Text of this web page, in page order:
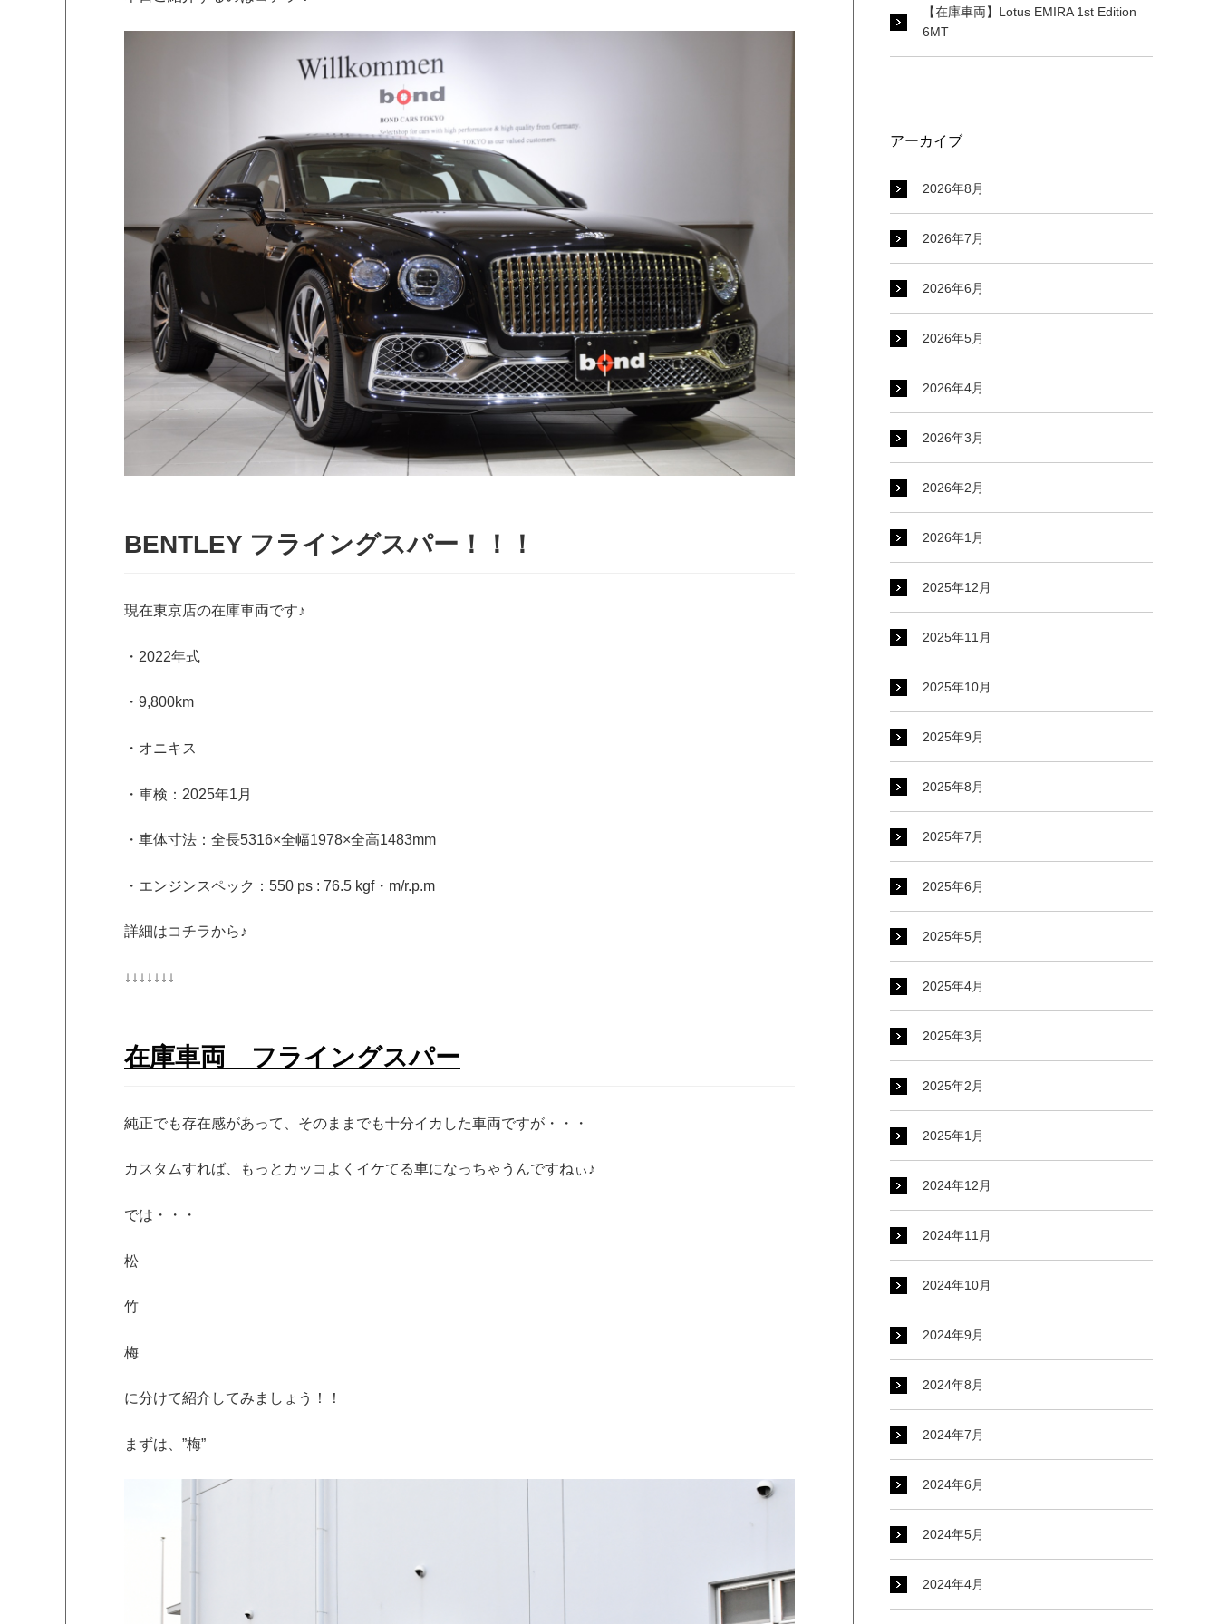
BENTLEY フライングスパー！！！
現在東京店の在庫車両です♪
・2022年式
・9,800km
・オニキス
・車検：2025年1月
・車体寸法：全長5316×全幅1978×全高1483mm
・エンジンスペック：550 ps : 76.5 kgf・m/r.p.m
詳細はコチラから♪
↓↓↓↓↓↓↓
在庫車両 フライングスパー
純正でも存在感があって、そのままでも十分イカした車両ですが・・・
カスタムすれば、もっとカッコよくイケてる車になっちゃうんですねぃ♪
では・・・
松
竹
梅
に分けて紹介してみましょう！！
まずは、”梅”
【在庫車両】Lotus EMIRA 1st Edition
6MT
アーカイブ
2026年8月
2026年7月
2026年6月
2026年5月
2026年4月
2026年3月
2026年2月
2026年1月
2025年12月
2025年11月
2025年10月
2025年9月
2025年8月
2025年7月
2025年6月
2025年5月
2025年4月
2025年3月
2025年2月
2025年1月
2024年12月
2024年11月
2024年10月
2024年9月
2024年8月
2024年7月
2024年6月
2024年5月
2024年4月